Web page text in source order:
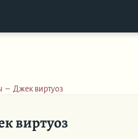
– Джек виртуоз
виртуоз